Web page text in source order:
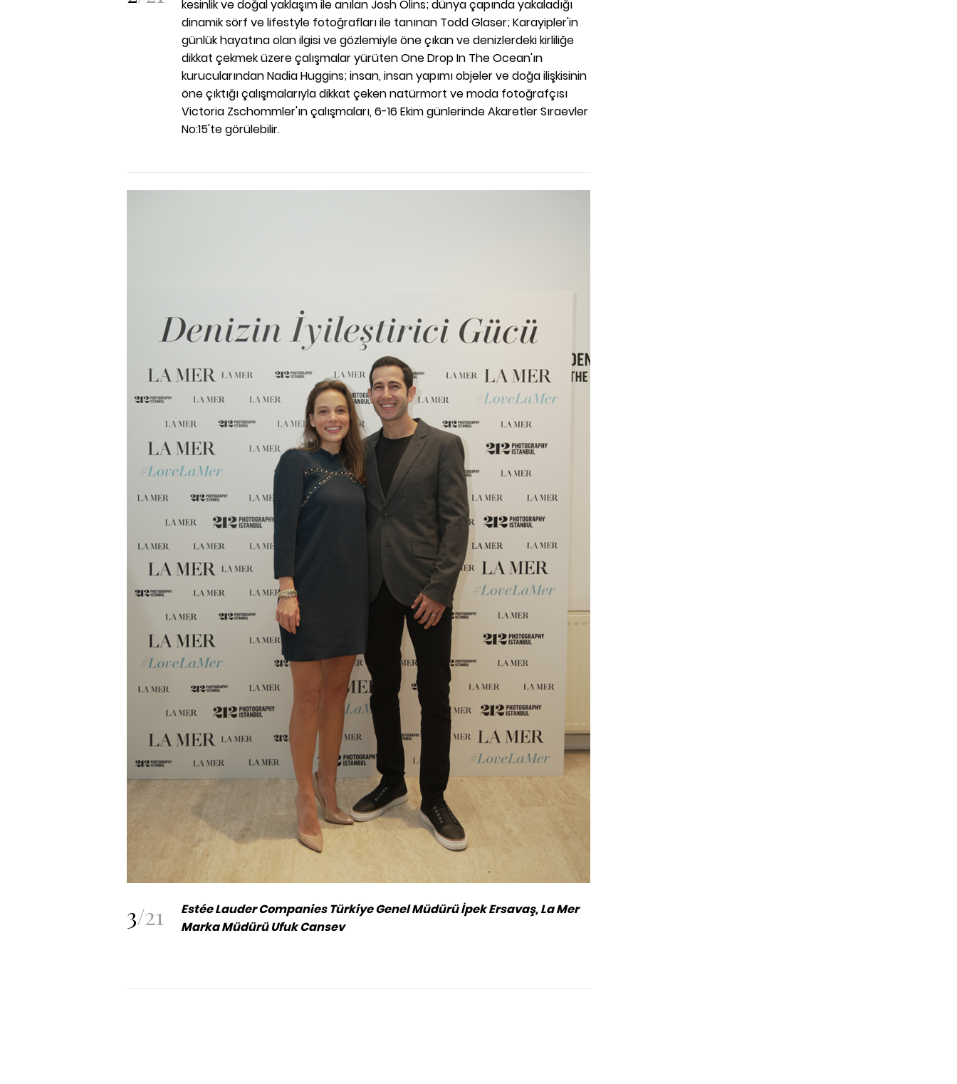
kesinlik ve doğal yaklaşım ile anılan Josh Olins; dünya çapında yakaladığı
dinamik sörf ve lifestyle fotoğrafları ile tanınan Todd Glaser; Karayipler'in
günlük hayatına olan ilgisi ve gözlemiyle öne çıkan ve denizlerdeki kirliliğe
dikkat çekmek üzere çalışmalar yürüten One Drop In The Ocean'ın
kurucularından Nadia Huggins; insan, insan yapımı objeler ve doğa ilişkisinin
öne çıktığı çalışmalarıyla dikkat çeken natürmort ve moda fotoğrafçısı
Victoria Zschommler'ın çalışmaları, 6-16 Ekim günlerinde Akaretler Sıraevler
No:15'te görülebilir.
3/21
Estée Lauder Companies Türkiye Genel Müdürü İpek Ersavaş, La Mer
Marka Müdürü Ufuk Cansev